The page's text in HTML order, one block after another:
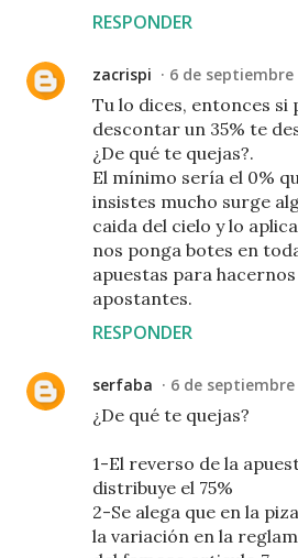
RESPONDER
zacrispi 6 de septiembre
Tu lo dices, entonces si
descontar un 35% te
¿De qué te quejas?.
El mínimo sería el 0%
insistes mucho surge
caida del cielo y lo
nos ponga botes en
apuestas para
apostantes.
RESPONDER
serfaba 6 de septiembre
¿De qué te quejas?
1-El reverso de la
distribuye el 75%
2-Se alega que en la
la variación en la